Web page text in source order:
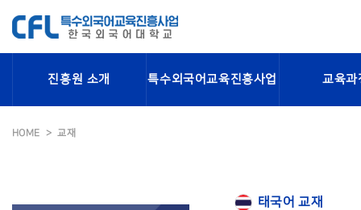
진흥원 소개 특수외국어교육진흥사업 교육과
HOME 교재
태국어 교재